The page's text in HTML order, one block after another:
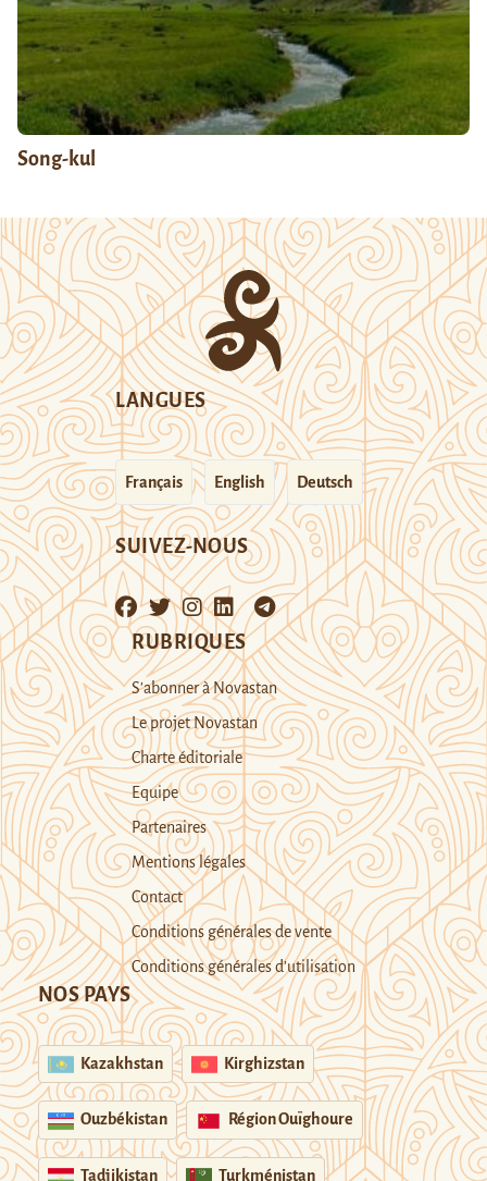
Song-kul
LANGUES
Français English Deutsch
SUIVEZ-NOUS
RUBRIQUES
S’abonner à Novastan
Le projet Novastan
Charte éditoriale
Equipe
Partenaires
Mentions légales
Contact
Conditions générales de vente
Conditions générales d’utilisation
NOS PAYS
Kazakhstan Kirghizstan
Ouzbékistan Région Ouïghoure
Tadjikistan Turkménistan